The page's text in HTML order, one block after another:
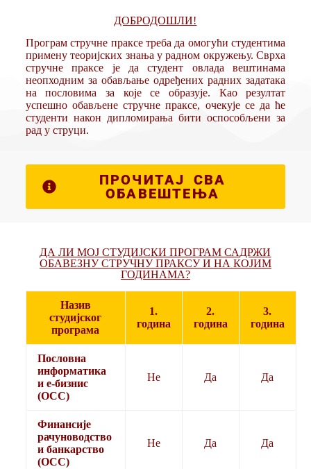
ДОБРОДОШЛИ!
Програм стручне праксе треба да омогући студентима
примену теоријских знања у радном окружењу. Сврха
стручне праксе је да студент овлада вештинама
неопходним за обављање одређених радних задатака
на пословима за које се образује. Као резултат
успешно обављене стручне праксе, очекује се да ће
студенти након дипломирања бити оспособљени за
рад у струци.
ПРОЧИТАЈ СВА
ОБАВЕШТЕЊА
ДА ЛИ МОЈ СТУДИЈСКИ ПРОГРАМ САДРЖИ
ОБАВЕЗНУ СТРУЧНУ ПРАКСУ И НА КОЈИМ
ГОДИНАМА?
Назив
студијског
програма
1.
година
2.
година
3.
година
Пословна
информатика
и е-бизнис
(ОСС)
Не Да Да
Финансије
рачуноводство
и банкарство
(ОСС)
Не Да Да